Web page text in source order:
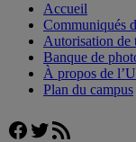
Accueil
Communiqués
Autorisation de
Banque de
À propos de
Plan du campus
Facebook
Twitter
Flux RSS